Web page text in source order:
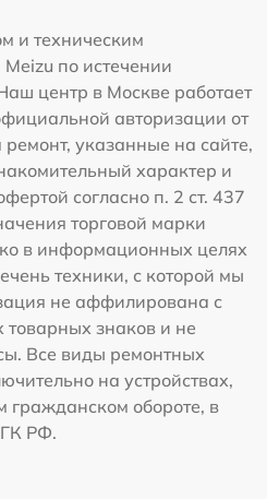
и техническим
по истечении
центр в Москве работает
авторизации от
указанные на сайте,
характер и
согласно п. 2 ст. 437
торговой марки
в информационных целях
техники, с которой мы
не аффилирована с
знаков и не
Все виды ремонтных
на устройствах,
гражданском обороте, в
ГК РФ.